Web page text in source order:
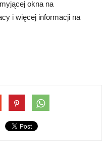
okna na
i więcej informacji na